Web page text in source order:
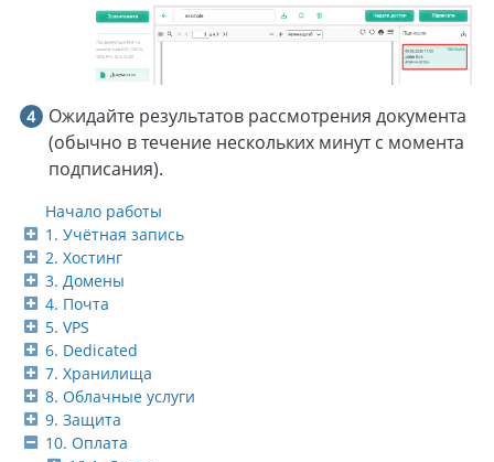
Начало работы
1. Учётная запись
2. Хостинг
3. Домены
4. Почта
5. VPS
6. Dedicated
7. Хранилища
8. Облачные услуги
9. Защита
10. Оплата
Ожидайте результатов рассмотрения документа
(обычно в течение нескольких минут с момента
подписания).